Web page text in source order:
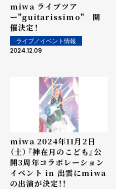
miwa ライブツア
ー"guitarissimo" 開
催決定！
ライブ／イベント情報
2024.12.09
miwa 2024年11月2日
（土）『神在月のこども』公
開3周年コラボレーション
イベント in 出雲にmiwa
の出演が決定！！